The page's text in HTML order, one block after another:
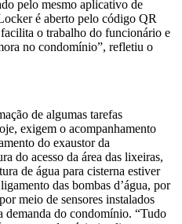
pelo mesmo aplicativo de
é aberto pelo código QR
o trabalho do funcionário e
no condomínio”, refletiu o
de algumas tarefas
exigem o acompanhamento
do exaustor da
do acesso da área das lixeiras,
de água para cisterna estiver
das bombas d’água, por
meio de sensores instalados
demanda do condomínio. “Tudo